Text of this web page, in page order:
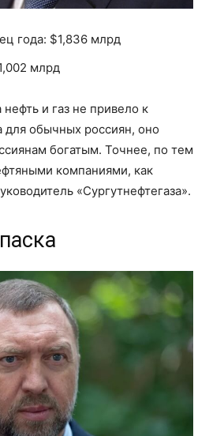
года: $1,836 млрд
млрд
и газ не привело к
обычных россиян, оно
богатым. Точнее, по тем
компаниями, как
«Сургутнефтегаза».